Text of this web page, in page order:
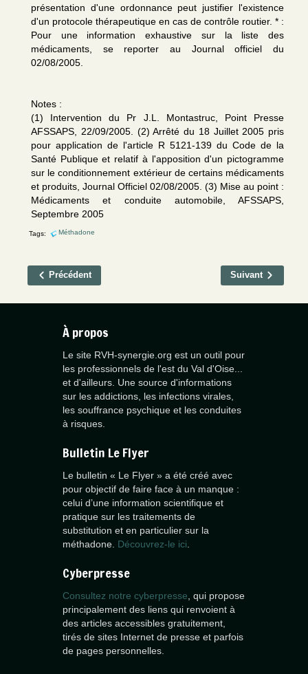
présentation d'une ordonnance peut justifier l'existence
d'un protocole thérapeutique en cas de contrôle routier. * :
Pour une information exhaustive sur la liste des
médicaments, se reporter au Journal officiel du
02/08/2005.
Notes :
(1) Intervention du Pr J.L. Montastruc, Point Presse
AFSSAPS, 22/09/2005. (2) Arrêté du 18 Juillet 2005 pris
pour application de l'article R 5121-139 du Code de la
Santé Publique et relatif à l'apposition d'un pictogramme
sur le conditionnement extérieur de certains médicaments
et produits, Journal Officiel 02/08/2005. (3) Mise au point :
Médicaments et conduite automobile, AFSSAPS,
Septembre 2005
Tags: Méthadone
Précédent Suivant
À propos
Le site RVH-synergie.org est un outil pour
les professionnels de l'est du Val d'Oise...
et d'ailleurs. Une source d'informations
sur les addictions, les infections virales,
les souffrance psychique et les conduites
à risques.
Bulletin Le Flyer
Le bulletin « Le Flyer » a été créé avec
pour objectif de faire face à un manque :
celui d’une information scientifique et
pratique sur les traitements de
substitution et en particulier sur la
méthadone. Découvrez-le ici
Cyberpresse
Consultez notre cyberpresse , qui propose
principalement des liens qui renvoient à
des articles accessibles gratuitement,
tirés de sites Internet de presse et parfois
de pages personnelles.